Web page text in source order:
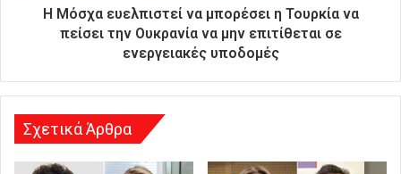
σ
Η Μόσχα ευελπιστεί να μπορέσει η Τουρκία να
πείσει την Ουκρανία να μην επιτίθεται σε
ενεργειακές υποδομές
Σχετικά Άρθρα